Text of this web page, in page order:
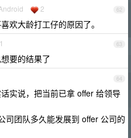
62
2
欢大龄打工仔的原因了。
63
1
要的结果了
64
实说，把当前已拿 offer 给领导
司团队多久能发展到 offer 公司的